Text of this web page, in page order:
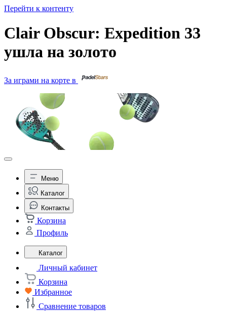
Перейти к контенту
Clair Obscur: Expedition 33
ушла на золото
За играми на корте в
Меню
Каталог
Контакты
Корзина
Профиль
Каталог
Личный кабинет
Корзина
Избранное
Сравнение товаров